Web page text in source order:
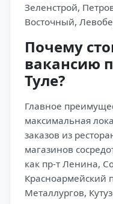
Зеленстрой,
Восточный,
Почему
вакансию
Туле?
Главное
максимальная
заказов из
магазинов
как пр-т Ленина,
Красноармейский
Металлургов,